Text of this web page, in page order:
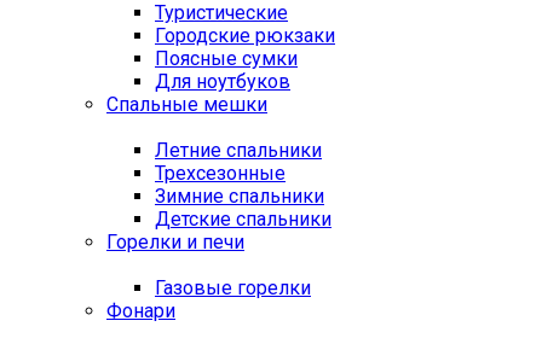
Туристические
Городские рюкзаки
Поясные сумки
Для ноутбуков
Спальные мешки
Летние спальники
Трехсезонные
Зимние спальники
Детские спальники
Горелки и печи
Газовые горелки
Фонари